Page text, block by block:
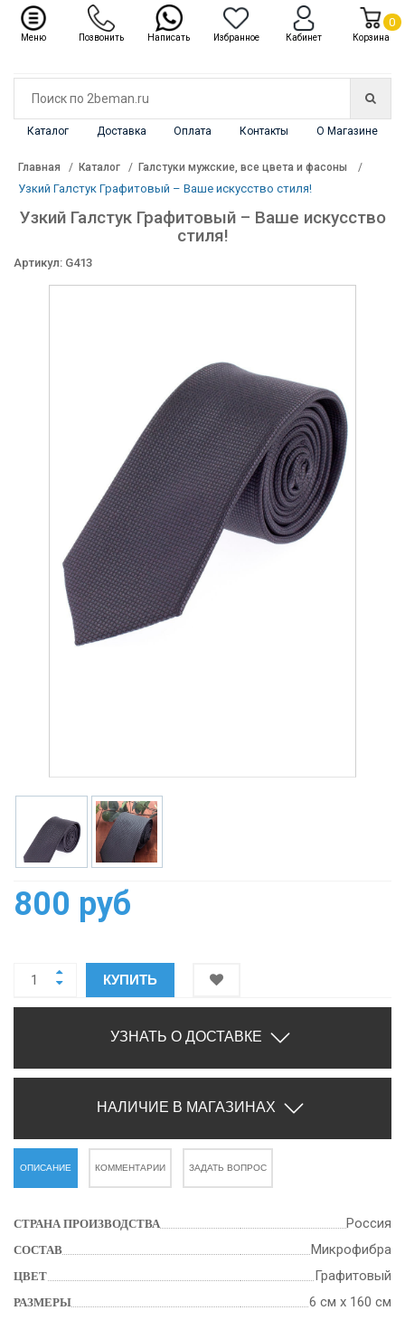
Каталог Доставка Оплата Контакты О Магазине
Каталог ✖
Главная Каталог Галстуки мужские, все цвета и фасоны
Узкий Галстук Графитовый – Ваше искусство стиля!
Узкий Галстук Графитовый – Ваше искусство
стиля!
Артикул: G413
800 руб
КУПИТЬ
УЗНАТЬ О ДОСТАВКЕ
НАЛИЧИЕ В МАГАЗИНАХ
ОПИСАНИЕ КОММЕНТАРИИ ЗАДАТЬ ВОПРОС
СТРАНА ПРОИЗВОДСТВА Россия
СОСТАВ Микрофибра
ЦВЕТ Графитовый
РАЗМЕРЫ 6 см х 160 см
Меню Позвонить Написать Избранное Кабинет Корзина
0